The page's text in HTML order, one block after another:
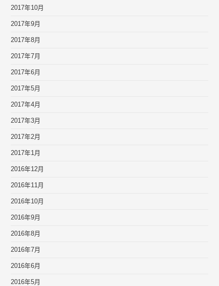
2017年10月
2017年9月
2017年8月
2017年7月
2017年6月
2017年5月
2017年4月
2017年3月
2017年2月
2017年1月
2016年12月
2016年11月
2016年10月
2016年9月
2016年8月
2016年7月
2016年6月
2016年5月